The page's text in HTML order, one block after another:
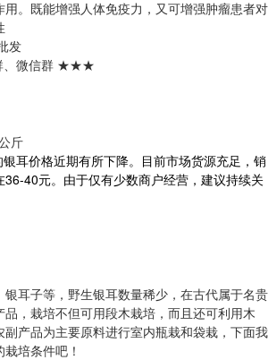
。既能增强人体免疫力，又可增强肿瘤患者对
发
、微信群 ★★★
斤
耳价格近期有所下降。目前市场货源充足，销
40元。由于仅有少数商户经营，建议持续关
耳子等，野生银耳数量稀少，在古代属于名贵
，栽培不但可用段木栽培，而且还可利用木
产品为主要原料进行室内瓶栽和袋栽，下面我
培条件吧！